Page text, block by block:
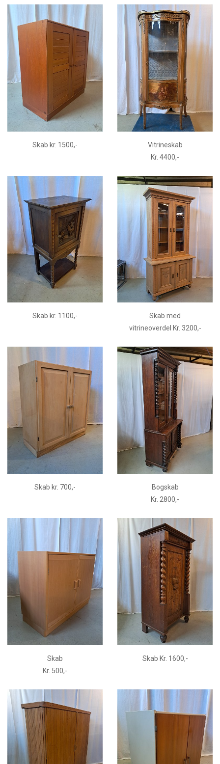
Skab kr. 1500,-
Vitrineskab
Kr. 4400,-
Skab kr. 1100,-
Skab med
vitrineoverdel Kr. 3200,-
Skab kr. 700,-
Bogskab
Kr. 2800,-
Skab
Kr. 500,-
Skab Kr. 1600,-